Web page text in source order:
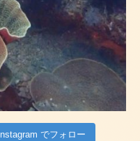
Instagram でフォロー